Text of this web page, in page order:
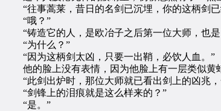
“往事蒿莱，昔日的名剑已沉埋，你的这柄剑已
“哦？”
“铸造它的人，是欧冶子之后第一位大师，也是
“为什么？”
“因为这柄剑太凶，只要一出鞘，必饮人血。”
他的脸上没有表情，因为他脸上有一层类似黄
“此剑出炉时，那位大师就已看出剑上的凶兆，
“剑锋上的泪痕就是这么样来的？”
“是。”